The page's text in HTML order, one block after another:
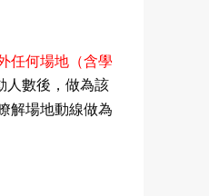
任何場地（含學
人數後，做為該
解場地動線做為